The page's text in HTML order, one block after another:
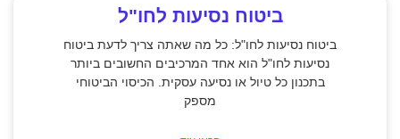
ביטוח נסיעות לחו"ל
ביטוח נסיעות לחו"ל: כל מה שאתה צריך לדעת ביטוח
נסיעות לחו"ל הוא אחד המרכיבים החשובים ביותר
בתכנון כל טיול או נסיעה עסקית. הכיסוי הביטוחי
מספק